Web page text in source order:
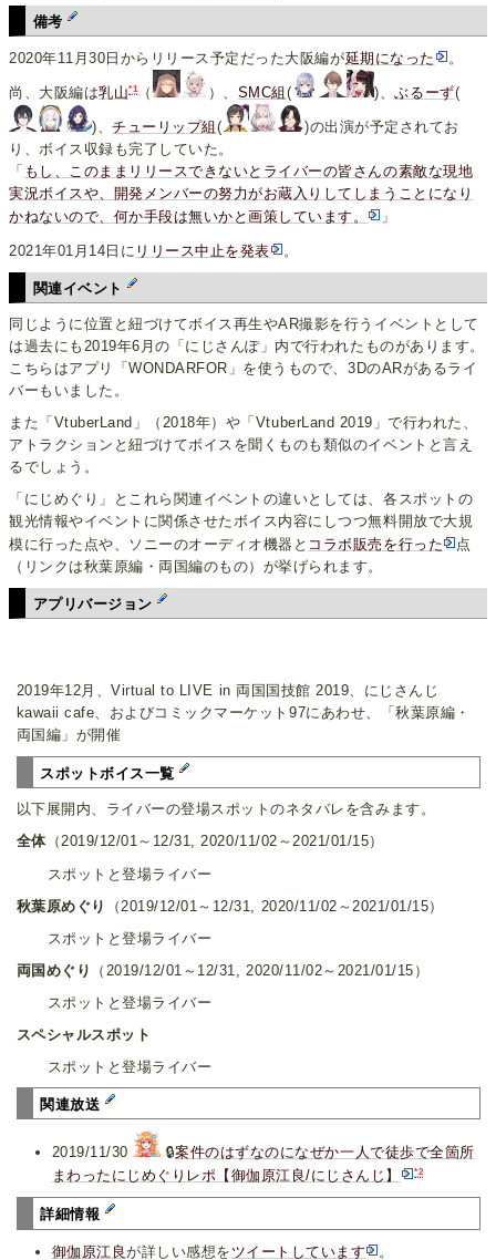
備考
2020年11月30日からリリース予定だった大阪編が延期になった 。
尚、大阪編は乳山*1（ ）、 SMC組 ( )、ぶるーず(
)、チューリップ組 (
)の出演が予定されてお
り、ボイス収録も完了していた。
「 もし、このままリリースできないとライバーの皆さんの素敵な現地
実況ボイスや、開発メンバーの努力がお蔵入りしてしまうことになり
かねないので、何か手段は無いかと画策しています。
」
2021年01月14日に リリース中止を発表 。
関連イベント
同じように位置と紐づけてボイス再生やAR撮影を行うイベントとして
は過去にも2019年6月の「にじさんぽ」内で行われたものがあります。
こちらはアプリ「WONDARFOR」を使うもので、3DのARがあるライ
バーもいました。
また「VtuberLand」（2018年）や「VtuberLand 2019」で行われた、
アトラクションと紐づけてボイスを聞くものも類似のイベントと言え
るでしょう。
「にじめぐり」とこれら関連イベントの違いとしては、各スポットの
観光情報やイベントに関係させたボイス内容にしつつ無料開放で大規
模に行った点や、ソニーのオーディオ機器と コラボ販売を行った
点
（リンクは秋葉原編・両国編のもの）が挙げられます。
アプリバージョン
2019年12月、Virtual to LIVE in 両国国技館 2019、にじさんじ
kawaii cafe、およびコミックマーケット97にあわせ、「秋葉原編・
両国編」が開催
スポットボイス一覧
以下展開内、ライバーの登場スポットのネタバレを含みます。
全体（2019/12/01～12/31, 2020/11/02～2021/01/15）
スポットと登場ライバー
秋葉原めぐり
（2019/12/01～12/31, 2020/11/02～2021/01/15）
スポットと登場ライバー
両国めぐり
（2019/12/01～12/31, 2020/11/02～2021/01/15）
スポットと登場ライバー
スペシャルスポット
スポットと登場ライバー
関連放送
2019/11/30 🔒案件のはずなのになぜか一人で徒歩で全箇所
まわったにじめぐりレポ【御伽原江良/にじさんじ】
*2
詳細情報
御伽原江良が詳しい感想を ツイートしています 。